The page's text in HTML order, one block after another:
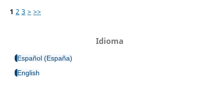
1 2 3 > >>
Idioma
Español (España)
English